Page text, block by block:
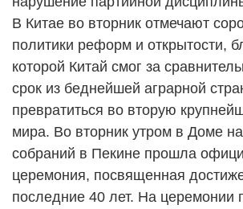
В Китае во вторник отмечают
политики реформ и открытости,
которой Китай смог за
срок из беднейшей аграрной
превратиться во вторую
мира. Во вторник утром в Доме
собраний в Пекине прошла
церемония, посвященная
последние 40 лет. На церемонии